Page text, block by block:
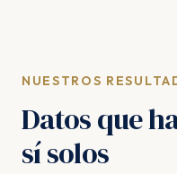
NUESTROS
Datos que
sí solos